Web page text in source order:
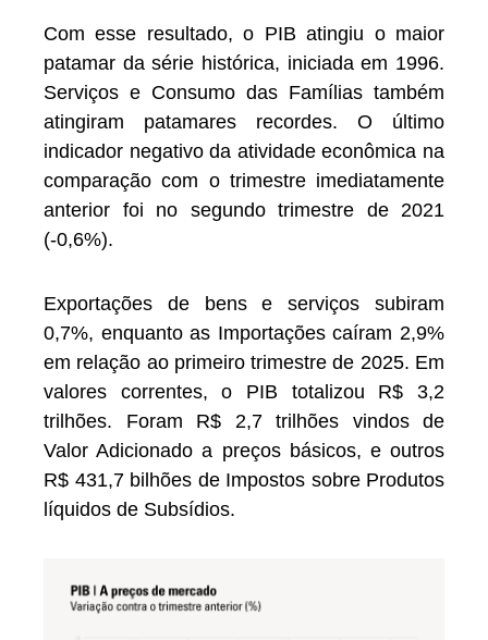
Com esse resultado, o PIB atingiu o maior
patamar da série histórica, iniciada em 1996.
Serviços e Consumo das Famílias também
atingiram patamares recordes. O último
indicador negativo da atividade econômica na
comparação com o trimestre imediatamente
anterior foi no segundo trimestre de 2021
(-0,6%).
Exportações de bens e serviços subiram
0,7%, enquanto as Importações caíram 2,9%
em relação ao primeiro trimestre de 2025. Em
valores correntes, o PIB totalizou R$ 3,2
trilhões. Foram R$ 2,7 trilhões vindos de
Valor Adicionado a preços básicos, e outros
R$ 431,7 bilhões de Impostos sobre Produtos
líquidos de Subsídios.